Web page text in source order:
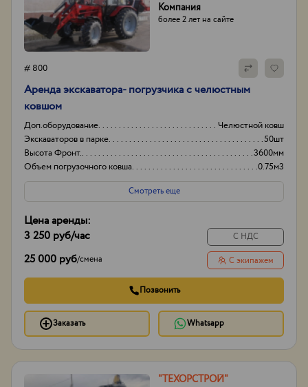
Компания
более 2 лет на сайте
# 800
Аренда экcкаватора- погрузчика с челюстным
ковшом
Доп.оборудование
Челюстной ковш
Экскаваторов в парке
50шт
Высота Фронт.
3600мм
Объем погрузочного ковша
0.75м3
Смотреть еще
Цена аренды:
3 250 руб/час
25 000 руб/смена
С НДС
С экипажем
Позвонить
Заказать Whatsapp
"ТЕХОРСТРОЙ"